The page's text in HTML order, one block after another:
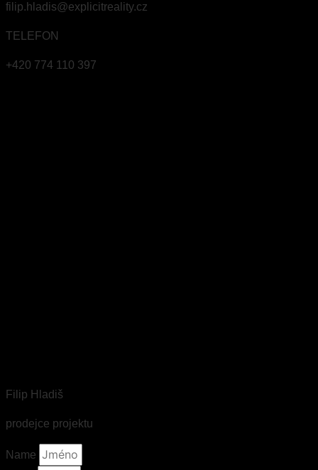
filip.hladis@explicitreality.cz
TELEFON
+420 774 110 397
Filip Hladiš
prodejce projektu
Name